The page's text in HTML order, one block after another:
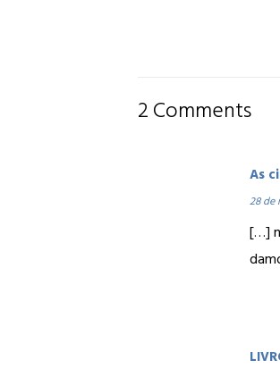
2 Comments
As
28 de
[…]